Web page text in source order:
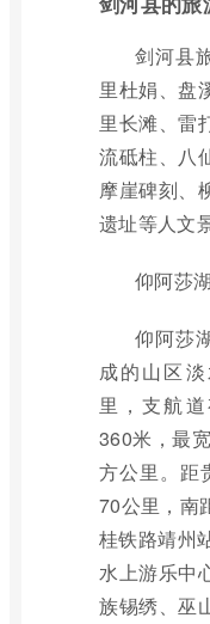
剑河县
里杜娟、盘
里长滩、雷
流砥柱、八
摩崖碑刻、
遗址等人文
仰阿莎
仰阿莎
成的山区
里，支航
360米，最
方公里。距
70公里，南
桂铁路靖州
水上游乐中
族锡绣、巫